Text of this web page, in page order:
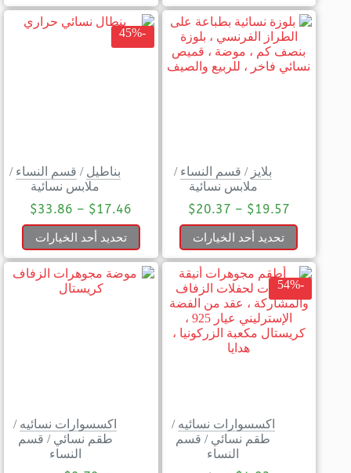
بلايز / قسم النساء /
ملابس نسائية
$19.57
–
$20.37
تحديد أحد الخيارات
-45%
بناطيل / قسم النساء /
ملابس نسائية
$17.46
–
$33.86
تحديد أحد الخيارات
-54%
اكسسوارات نسائيه /
طقم نسائي / قسم
النساء
اكسسوارات نسائيه /
طقم نسائي / قسم
النساء